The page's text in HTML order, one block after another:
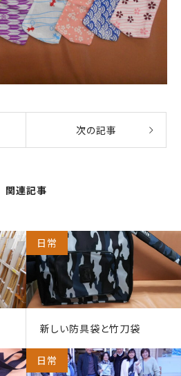
次の記事
関連記事
日常
新しい防具袋と竹刀袋
日常